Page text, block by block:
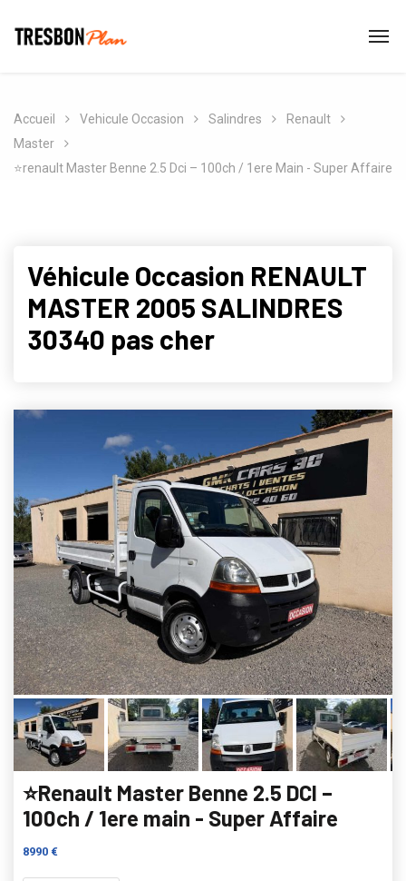
Accueil Vehicule Occasion Salindres
Renault
Master
⭐renault Master Benne 2.5 Dci – 100ch / 1ere Main - Super Affaire
Véhicule Occasion RENAULT
MASTER 2005 SALINDRES
30340 pas cher
⭐Renault Master Benne 2.5 DCI –
100ch / 1ere main - Super Affaire
8990 €